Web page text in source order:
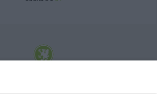
Sp. z o.o. Internetowy Serwis Informacyjny Miasta